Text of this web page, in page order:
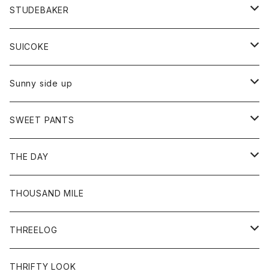
Tシャツ
バック
カーディガン
ショートパンツ
パンツ
レディース
カットソー
カーディガン
ワンピース
カットソー
ボトム
パンツ
オーバーオール
財布
バッグ
STUDEBAKER
アクセサリー
ブレスレット
リング
SUICOKE
ブーツ
サンダル
Sunny side up
アウター
Ｇジャン
ボトム
ジーンズ
SWEET PANTS
ボトム
ショートパンツ
THE DAY
トップス
Tシャツ
THOUSAND MILE
THREELOG
トップス
THRIFTY LOOK